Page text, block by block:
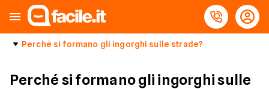
Perché si formano gli ingorghi sulle strade?
Perché si formano gli ingorghi sulle